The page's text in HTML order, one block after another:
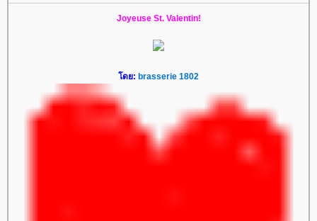
Joyeuse St. Valentin!
ดย: brasserie 1802